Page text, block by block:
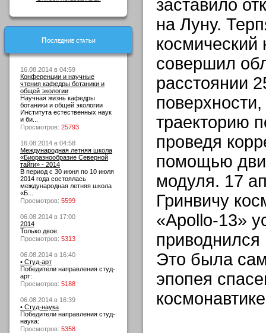
Последние статьи
16.08.2014 в 04:59
Конференции и научные
чтения кафедры ботаники и
общей экологии
Научная жизнь кафедры
ботаники и общей экологии
Института естественных наук
и би...
Просмотров: 25793
16.08.2014 в 04:58
Международная летняя школа
«Биоразнообразие Северной
тайги» - 2014
В период с 30 июня по 10 июля
2014 года состоялась
международная летняя школа
«Б...
Просмотров: 5599
06.08.2014 в 17:00
2014
Только двое.
Просмотров: 5313
06.08.2014 в 16:40
• Студ-арт
Победители направления студ-
арт:
Просмотров: 5188
06.08.2014 в 16:39
• Студ-наука
Победители направления студ-
наука:
Просмотров: 5358
заставило
на Луну.
космический
совершил
расстоянии
траекторию
проведя
помощью
модуля. 17
Гринвичу
«Apollo-13»
Это была
эпопея